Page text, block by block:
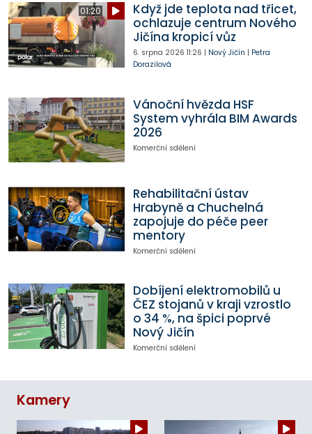
01:20
Když jde teplota nad třicet,
ochlazuje centrum Nového
Jičína kropicí vůz
6. srpna 2026 11:26 | Nový Jičín | Petra
Dorazilová
Vánoční hvězda HSF
System vyhrála BIM Awards
2026
Komerční sdělení
Rehabilitační ústav
Hrabyně a Chuchelná
zapojuje do péče peer
mentory
Komerční sdělení
Dobíjení elektromobilů u
ČEZ stojanů v kraji vzrostlo
o 34 %, na špici poprvé
Nový Jičín
Komerční sdělení
Kamery